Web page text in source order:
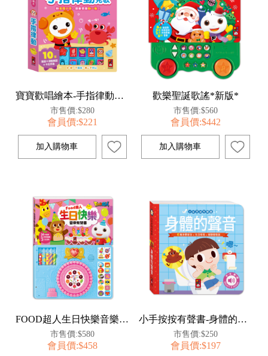
寶寶歡唱繪本-手指律動兒歌
市售價:$280
會員價:$221
歡樂聖誕歌謠*新版*
市售價:$560
會員價:$442
FOOD超人生日快樂音樂有聲書*新版*
市售價:$580
會員價:$458
小手按按有聲書-身體的聲音
市售價:$250
會員價:$197